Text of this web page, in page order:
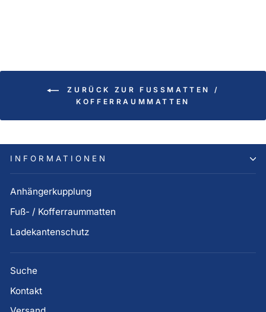
ZURÜCK ZUR FUSSMATTEN / K
OFFERRAUMMATTEN
INFORMATIONEN
Anhängerkupplung
Fuß- / Kofferraummatten
Ladekantenschutz
Suche
Kontakt